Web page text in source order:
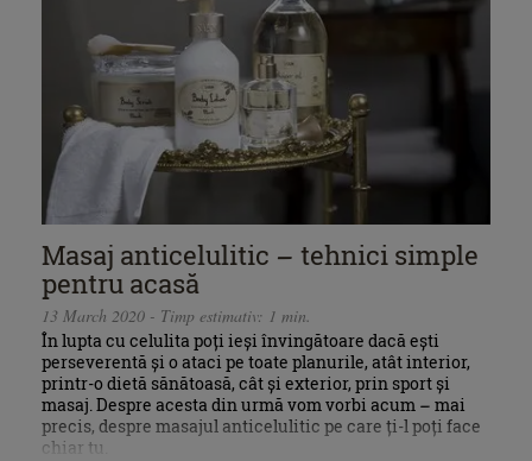
Masaj anticelulitic – tehnici simple
pentru acasă
13 March 2020 - Timp estimativ: 1 min.
În lupta cu celulita poți ieși învingătoare dacă ești
perseverentă și o ataci pe toate planurile, atât interior,
printr-o dietă sănătoasă, cât și exterior, prin sport și
masaj. Despre acesta din urmă vom vorbi acum – mai
precis, despre masajul anticelulitic pe care ți-l poți face
chiar tu.